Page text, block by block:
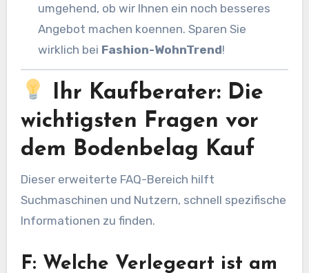
umgehend, ob wir Ihnen ein noch besseres
Angebot machen koennen. Sparen Sie
wirklich bei Fashion-WohnTrend!
Ihr Kaufberater: Die
wichtigsten Fragen vor
dem Bodenbelag Kauf
Dieser erweiterte FAQ-Bereich hilft
Suchmaschinen und Nutzern, schnell spezifische
Informationen zu finden.
F: Welche Verlegeart ist am